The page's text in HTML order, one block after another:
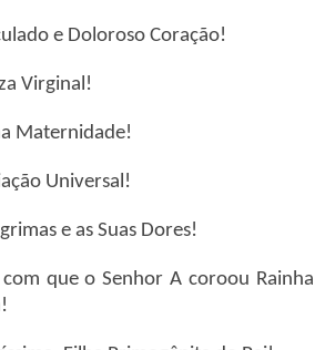
e Doloroso Coração!
Virginal!
Maternidade!
Universal!
e as Suas Dores!
com que o Senhor A coroou Rainha